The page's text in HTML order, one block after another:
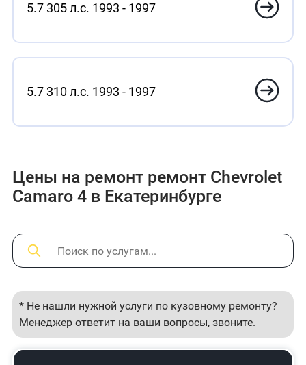
5.7 305 л.с. 1993 - 1997
5.7 310 л.с. 1993 - 1997
Цены на ремонт ремонт Chevrolet
Camaro 4 в Екатеринбурге
* Не нашли нужной услуги по кузовному ремонту?
Менеджер ответит на ваши вопросы, звоните.